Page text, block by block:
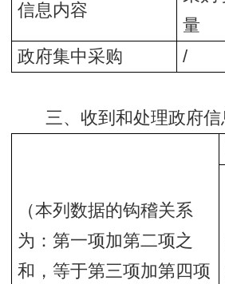
信息内容
量
政府集中采购 /
三、收到和处理政府
（本列数据的钩稽关系
为：第一项加第二项之
和，等于第三项加第四项